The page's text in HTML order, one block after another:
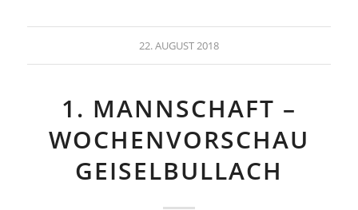
22. AUGUST 2018
1. MANNSCHAFT –
WOCHENVORSCHAU
GEISELBULLACH